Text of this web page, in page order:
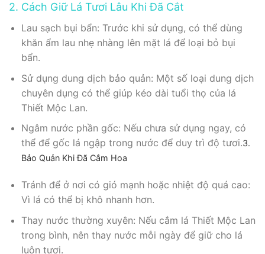
2. Cách Giữ Lá Tươi Lâu Khi Đã Cắt
Lau sạch bụi bẩn: Trước khi sử dụng, có thể dùng
khăn ẩm lau nhẹ nhàng lên mặt lá để loại bỏ bụi
bẩn.
Sử dụng dung dịch bảo quản: Một số loại dung dịch
chuyên dụng có thể giúp kéo dài tuổi thọ của lá
Thiết Mộc Lan.
Ngâm nước phần gốc: Nếu chưa sử dụng ngay, có
thể để gốc lá ngập trong nước để duy trì độ tươi.3.
Bảo Quản Khi Đã Cắm Hoa
Tránh để ở nơi có gió mạnh hoặc nhiệt độ quá cao:
Vì lá có thể bị khô nhanh hơn.
Thay nước thường xuyên: Nếu cắm lá Thiết Mộc Lan
trong bình, nên thay nước mỗi ngày để giữ cho lá
luôn tươi.